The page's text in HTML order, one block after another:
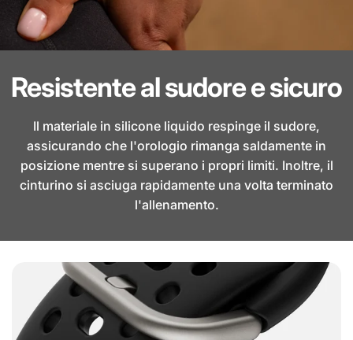
Resistente al sudore e sicuro
Il materiale in silicone liquido respinge il sudore,
assicurando che l'orologio rimanga saldamente in
posizione mentre si superano i propri limiti. Inoltre, il
cinturino si asciuga rapidamente una volta terminato
l'allenamento.